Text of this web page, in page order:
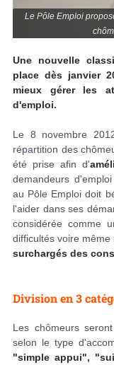
Le Pôle Emploi
Une nouvelle
place dès janvier
mieux gérer les
d'emploi.
Le 8 novembre
répartition des
été prise afin d'
demandeurs
au Pôle Emploi doit
l'aider dans ses
considérée comme
difficultés voire
surchargés des
Division en 3
Les chômeurs
selon le type
"simple appui",